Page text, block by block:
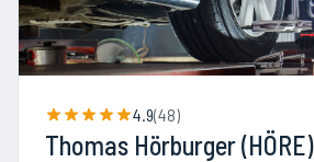
4.9(48)
Thomas Hörburger (HÖRE)